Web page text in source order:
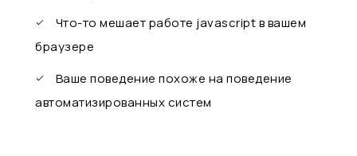
Что-то мешает работе javascript в вашем
браузере
Ваше поведение похоже на поведение
автоматизированных систем